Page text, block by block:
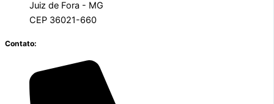
Juiz de Fora - MG
CEP 36021-660
Contato: